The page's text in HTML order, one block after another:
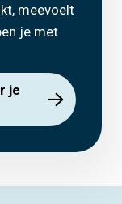
meevoelt
je met
je